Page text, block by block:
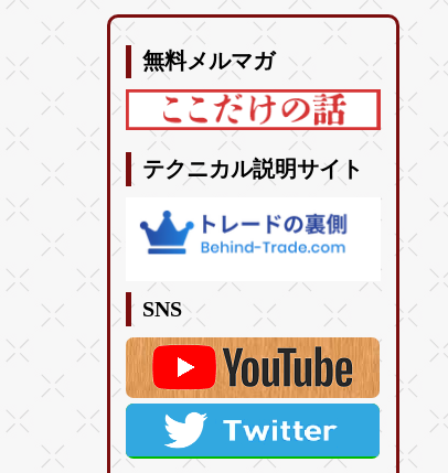
無料メルマガ
テクニカル説明サイト
SNS